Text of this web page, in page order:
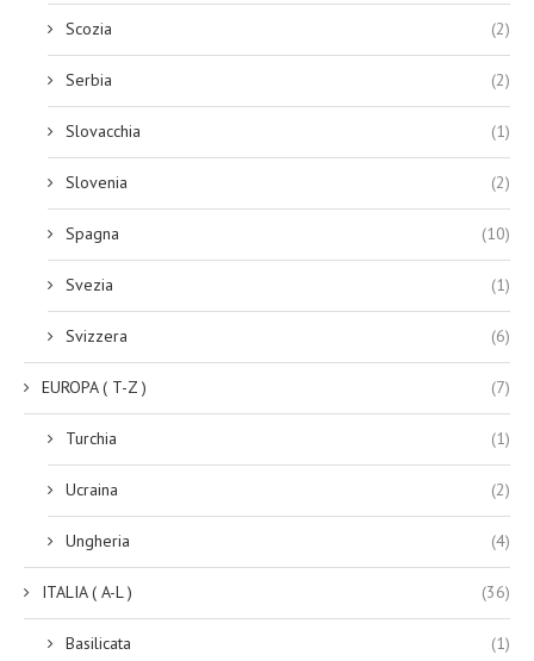
Scozia (2)
Serbia (2)
Slovacchia (1)
Slovenia (2)
Spagna (10)
Svezia (1)
Svizzera (6)
EUROPA ( T-Z ) (7)
Turchia (1)
Ucraina (2)
Ungheria (4)
ITALIA ( A-L ) (36)
Basilicata (1)